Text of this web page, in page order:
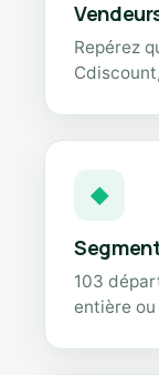
Repérez
◆
103
entière ou